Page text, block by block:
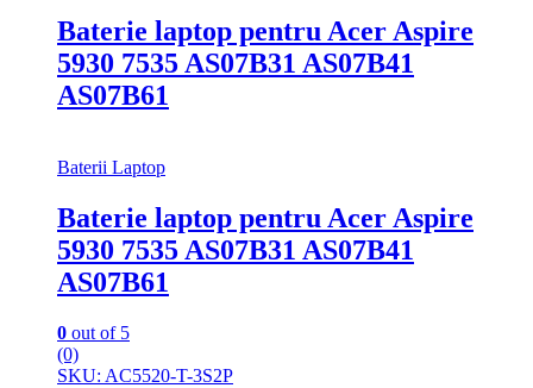
Baterie laptop pentru Acer Aspire
5930 7535 AS07B31 AS07B41
AS07B61
Baterii Laptop
Baterie laptop pentru Acer Aspire
5930 7535 AS07B31 AS07B41
AS07B61
0 out of 5
(0)
SKU: AC5520-T-3S2P